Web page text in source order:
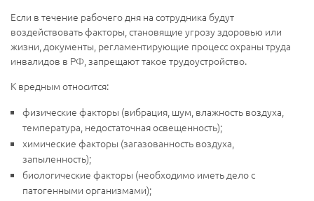
Если в течение рабочего дня на сотрудника будут
воздействовать факторы, становящие угрозу здоровью или
жизни, документы, регламентирующие процесс охраны труда
инвалидов в РФ, запрещают такое трудоустройство.
К вредным относится:
физические факторы (вибрация, шум, влажность воздуха,
температура, недостаточная освещенность);
химические факторы (загазованность воздуха,
запыленность);
биологические факторы (необходимо иметь дело с
патогенными организмами);